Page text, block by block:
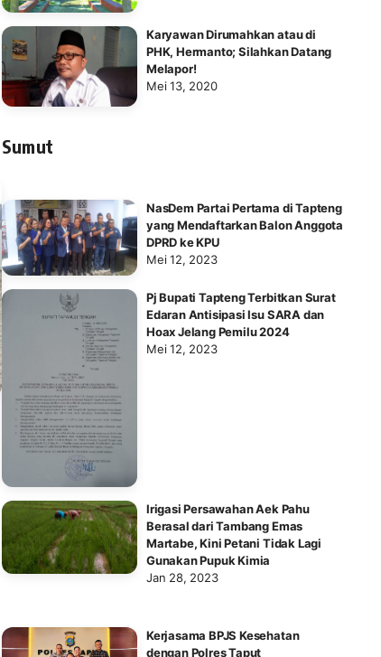
Karyawan Dirumahkan atau di
PHK, Hermanto; Silahkan Datang
Melapor!
Mei 13, 2020
Sumut
NasDem Partai Pertama di Tapteng
yang Mendaftarkan Balon Anggota
DPRD ke KPU
Mei 12, 2023
Pj Bupati Tapteng Terbitkan Surat
Edaran Antisipasi Isu SARA dan
Hoax Jelang Pemilu 2024
Mei 12, 2023
Irigasi Persawahan Aek Pahu
Berasal dari Tambang Emas
Martabe, Kini Petani Tidak Lagi
Gunakan Pupuk Kimia
Jan 28, 2023
Kerjasama BPJS Kesehatan
dengan Polres Taput